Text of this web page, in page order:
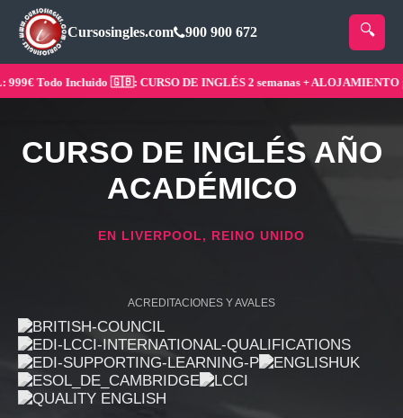
Cursosingles.com 900 900 672
Todo Incluido 🇬🇧: CURSO DE INGLÉS 2 semanas + ALOJAMIENTO
CURSO DE INGLÉS AÑO
ACADÉMICO
EN LIVERPOOL, REINO UNIDO
ACREDITACIONES Y AVALES